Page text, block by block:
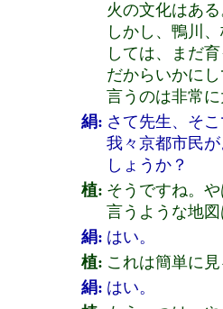
火の文化はある
しかし、鴨川
しては、まだ
だからいかに
言うのは非常に
絹: さて先生、そ
我々京都市民
しょうか？
植: そうですね。
言うような地図
絹: はい。
植: これは簡単に
絹: はい。